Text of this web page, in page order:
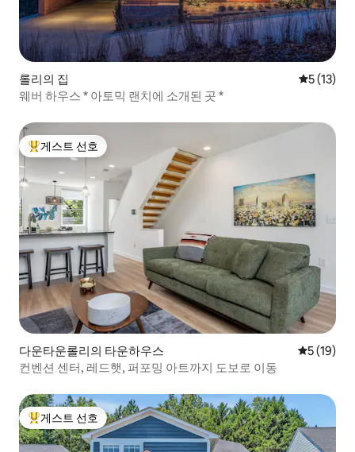
롤리의 집 평점 5점
5 (13)
웨버 하우스 * 아토믹 랜치에 소개된 곳 *
상위 게스트 선호
게스트 선호
다운타운롤리의 타운하우스 평점 5점
5 (19)
컨벤션 센터, 레드햇, 퍼포밍 아트까지 도보로 이동
상위 게스트 선호
게스트 선호